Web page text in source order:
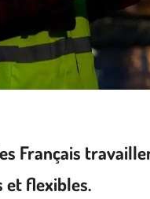
Français
et flexibles.